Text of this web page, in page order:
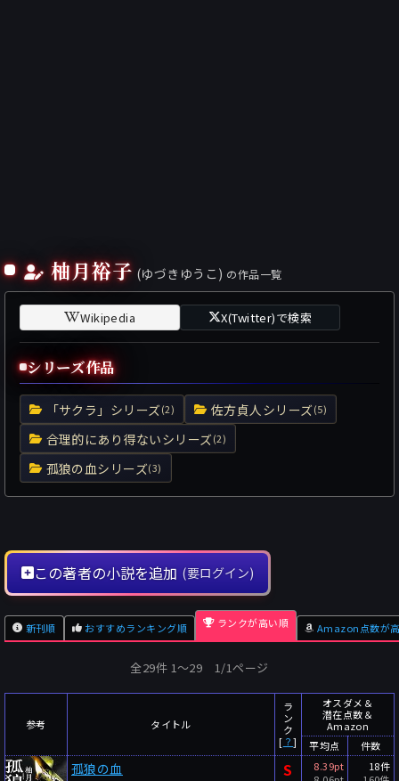
柚月裕子 (ゆづきゆうこ) の作品一覧
Wikipedia X(Twitter)で検索
シリーズ作品
「サクラ」シリーズ(2) 佐方貞人シリーズ(5)
合理的にあり得ないシリーズ(2)
孤狼の血シリーズ(3)
この著者の小説を追加 (要ログイン)
新刊順 おすすめランキング順 ランクが高い順 Amazon点数が
全29件 1〜29 1/1ページ
参考 タイトル
ラ
ン
ク
[ ？]
オスダメ＆
潜在点数＆
Amazon
平均点
件数
孤狼の血 S
8.39pt
18件